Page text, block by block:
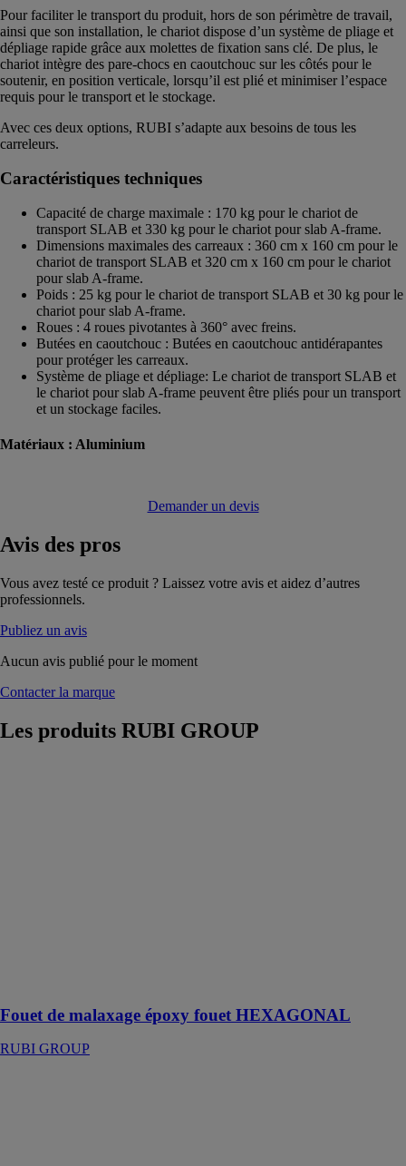
Pour faciliter le transport du produit, hors de son périmètre de travail,
ainsi que son installation, le chariot dispose d’un système de pliage et
dépliage rapide grâce aux molettes de fixation sans clé. De plus, le
chariot intègre des pare-chocs en caoutchouc sur les côtés pour le
soutenir, en position verticale, lorsqu’il est plié et minimiser l’espace
requis pour le transport et le stockage.
Avec ces deux options, RUBI s’adapte aux besoins de tous les
carreleurs.
Caractéristiques techniques
Capacité de charge maximale : 170 kg pour le chariot de
transport SLAB et 330 kg pour le chariot pour slab A-frame.
Dimensions maximales des carreaux : 360 cm x 160 cm pour le
chariot de transport SLAB et 320 cm x 160 cm pour le chariot
pour slab A-frame.
Poids : 25 kg pour le chariot de transport SLAB et 30 kg pour le
chariot pour slab A-frame.
Roues : 4 roues pivotantes à 360° avec freins.
Butées en caoutchouc : Butées en caoutchouc antidérapantes
pour protéger les carreaux.
Système de pliage et dépliage: Le chariot de transport SLAB et
le chariot pour slab A-frame peuvent être pliés pour un transport
et un stockage faciles.
Matériaux : Aluminium
Demander un devis
Avis des pros
Vous avez testé ce produit ? Laissez votre avis et aidez d’autres
professionnels.
Publiez un avis
Aucun avis publié pour le moment
Contacter la marque
Les produits RUBI GROUP
Fouet de malaxage époxy fouet HEXAGONAL
RUBI GROUP